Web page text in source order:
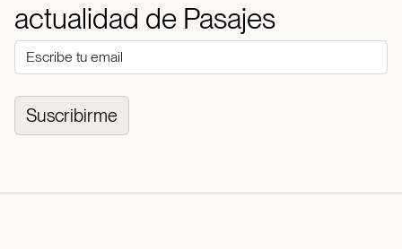
actualidad de Pasajes
Suscribirme